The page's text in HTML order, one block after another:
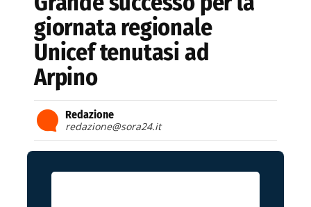
giornata regionale
Unicef tenutasi ad
Arpino
Redazione
redazione@sora24.it